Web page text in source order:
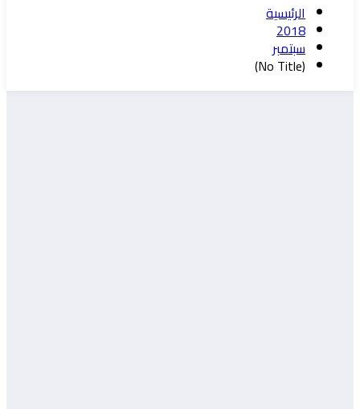
الرئيسية
2018
سبتمبر
(No Title)